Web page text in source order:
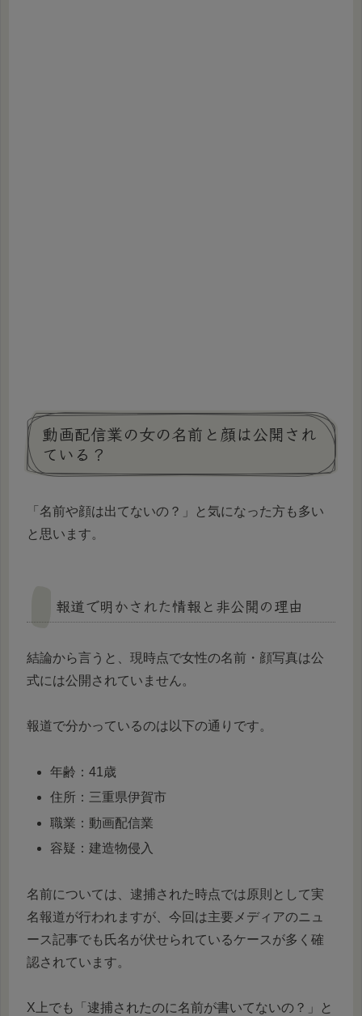
動画配信業の女の名前と顔は公開され
ている？
「名前や顔は出てないの？」と気になった方も多い
と思います。
報道で明かされた情報と非公開の理由
結論から言うと、現時点で女性の名前・顔写真は公
式には公開されていません。
報道で分かっているのは以下の通りです。
年齢：41歳
住所：三重県伊賀市
職業：動画配信業
容疑：建造物侵入
名前については、逮捕された時点では原則として実
名報道が行われますが、今回は主要メディアのニュ
ース記事でも氏名が伏せられているケースが多く確
認されています。
X上でも「逮捕されたのに名前が書いてないの？」と